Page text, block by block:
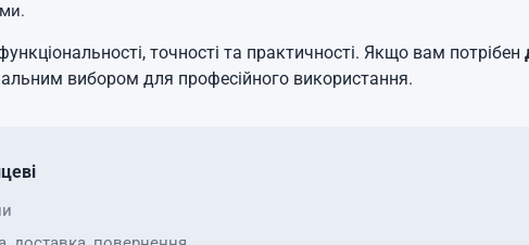
точності та практичності. Якщо вам потрібен
вибором для професійного використання.